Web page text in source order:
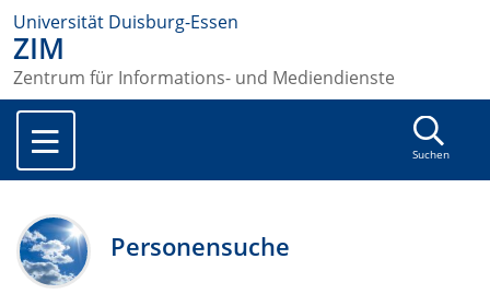
Universität Duisburg-Essen
ZIM
Zentrum für Informations- und Mediendienste
Suchen
Personensuche